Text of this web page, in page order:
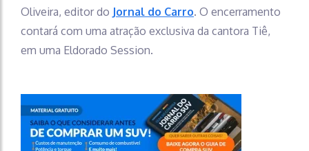
Oliveira, editor do Jornal do Carro. O encerramento
contará com uma atração exclusiva da cantora Tiê,
em uma Eldorado Session.